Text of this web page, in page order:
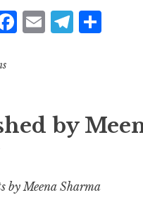
F
o
k
E
T
a
e
by
by Meena Sharma